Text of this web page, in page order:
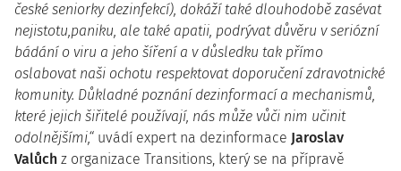
české seniorky dezinfekcí), dokáží také dlouhodobě zasévat
nejistotu,paniku, ale také apatii, podrývat důvěru v seriózní
bádání o viru a jeho šíření a v důsledku tak přímo
oslabovat naši ochotu respektovat doporučení zdravotnické
komunity. Důkladné poznání dezinformací a mechanismů,
které jejich šiřitelé používají, nás může vůči nim učinit
odolnějšími,“ uvádí expert na dezinformace Jaroslav
Valůch z organizace Transitions, který se na přípravě